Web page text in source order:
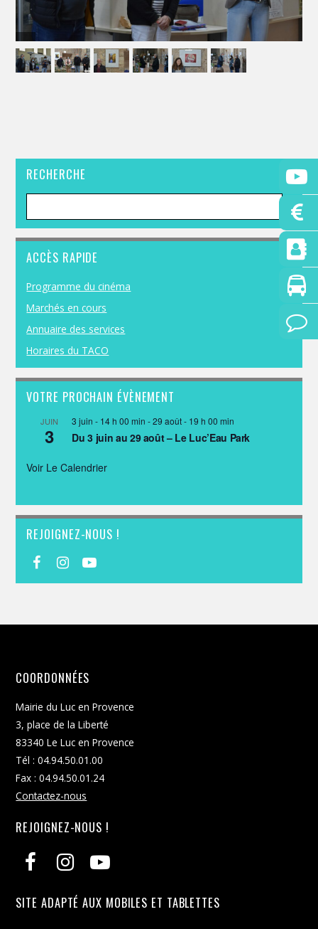
RECHERCHE
ACCÈS RAPIDE
Programme du cinéma
Marchés en cours
Annuaire des services
Horaires du TACO
VOTRE PROCHAIN ÉVÈNEMENT
JUIN
3
3 juin - 14 h 00 min -29 août - 19 h 00 min
Du 3 juin au 29 août – Le Luc’Eau Park
Voir Le Calendrier
REJOIGNEZ-NOUS !
COORDONNÉES
Mairie du Luc en Provence
3, place de la Liberté
83340 Le Luc en Provence
Tél : 04.94.50.01.00
Fax : 04.94.50.01.24
Contactez-nous
REJOIGNEZ-NOUS !
SITE ADAPTÉ AUX MOBILES ET TABLETTES